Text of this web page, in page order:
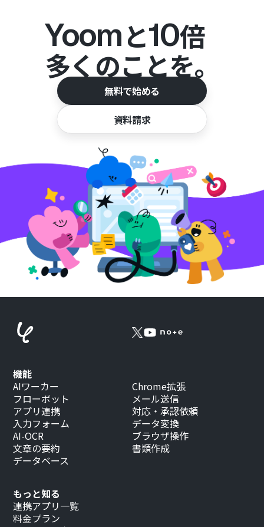
Yoomと10倍
多くのことを。
無料で始める
資料請求
もっと知る
連携アプリ一覧
料金プラン
機能
AIワーカー
フローボット
アプリ連携
入力フォーム
AI-OCR
文章の要約
データベース
Chrome拡張
メール送信
対応・承認依頼
データ変換
ブラウザ操作
書類作成